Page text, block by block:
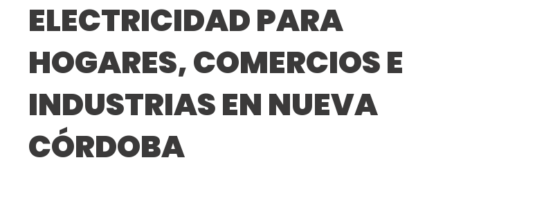
ELECTRICIDAD PARA
HOGARES, COMERCIOS E
INDUSTRIAS EN NUEVA
CÓRDOBA